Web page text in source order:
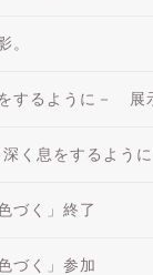
。
するように－ 展
深く息をするよう
づく」終了
づく」参加